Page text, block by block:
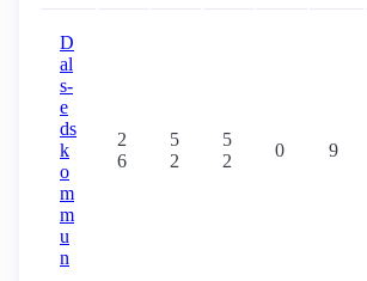
D
al
s-
e
ds
k
o
m
m
u
n
2
6
5
2
5
2
0 9